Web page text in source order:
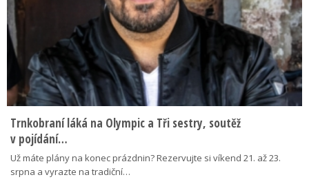
Trnkobraní láká na Olympic a Tři sestry, soutěž
v pojídání…
Už máte plány na konec prázdnin? Rezervujte si víkend 21. až 23.
srpna a vyrazte na tradiční…